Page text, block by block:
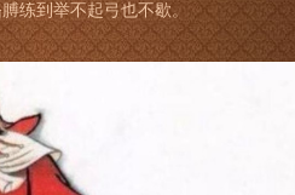
练到举不起弓也不歇。